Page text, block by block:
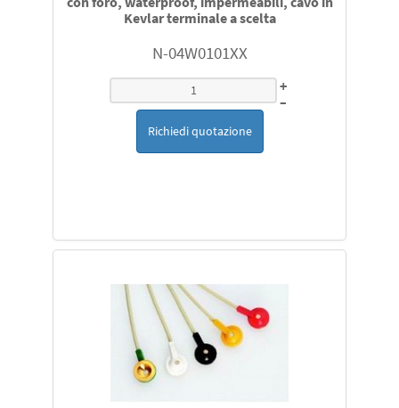
Laparoscopi vedasi catalogo
Ricambi originali
Ricambi per Fisher & Paykel HC 550 MR 730 850 880 810
Ricambi Siemens Monitor SC o Draeger Affinity e altri
Kevlar terminale a scelta
N-04W0101XX
+
–
Richiedi quotazione